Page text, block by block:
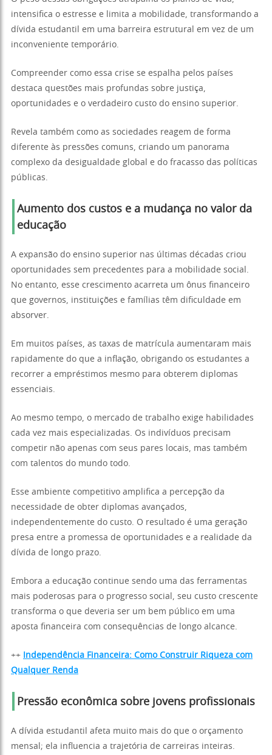
intensifica o estresse e limita a mobilidade, transformando a
dívida estudantil em uma barreira estrutural em vez de um
inconveniente temporário.
Compreender como essa crise se espalha pelos países
destaca questões mais profundas sobre justiça,
oportunidades e o verdadeiro custo do ensino superior.
Revela também como as sociedades reagem de forma
diferente às pressões comuns, criando um panorama
complexo da desigualdade global e do fracasso das políticas
públicas.
Aumento dos custos e a mudança no valor da
educação
A expansão do ensino superior nas últimas décadas criou
oportunidades sem precedentes para a mobilidade social.
No entanto, esse crescimento acarreta um ônus financeiro
que governos, instituições e famílias têm dificuldade em
absorver.
Em muitos países, as taxas de matrícula aumentaram mais
rapidamente do que a inflação, obrigando os estudantes a
recorrer a empréstimos mesmo para obterem diplomas
essenciais.
Ao mesmo tempo, o mercado de trabalho exige habilidades
cada vez mais especializadas. Os indivíduos precisam
competir não apenas com seus pares locais, mas também
com talentos do mundo todo.
Esse ambiente competitivo amplifica a percepção da
necessidade de obter diplomas avançados,
independentemente do custo. O resultado é uma geração
presa entre a promessa de oportunidades e a realidade da
dívida de longo prazo.
Embora a educação continue sendo uma das ferramentas
mais poderosas para o progresso social, seu custo crescente
transforma o que deveria ser um bem público em uma
aposta financeira com consequências de longo alcance.
++
Independência Financeira: Como Construir Riqueza com
Qualquer Renda
Pressão econômica sobre jovens profissionais
A dívida estudantil afeta muito mais do que o orçamento
mensal; ela influencia a trajetória de carreiras inteiras.